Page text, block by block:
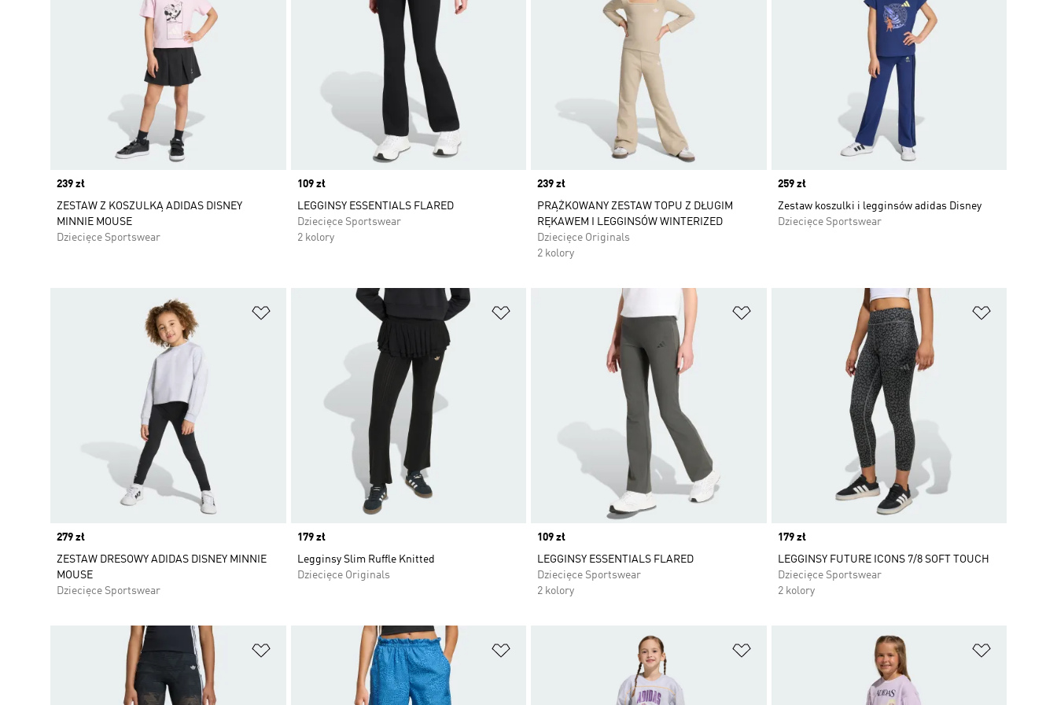
Price
239 zł
ZESTAW Z KOSZULKĄ ADIDAS DISNEY
MINNIE MOUSE
Dziecięce Sportswear
Price
109 zł
LEGGINSY ESSENTIALS FLARED
Dziecięce Sportswear
2 kolory
Price
239 zł
PRĄŻKOWANY ZESTAW TOPU Z DŁUGIM
RĘKAWEM I LEGGINSÓW WINTERIZED
Dziecięce Originals
2 kolory
Price
259 zł
Zestaw koszulki i legginsów adidas Disney
Dziecięce Sportswear
Dodaj do listy życzeń
Price
279 zł
ZESTAW DRESOWY ADIDAS DISNEY MINNIE
MOUSE
Dziecięce Sportswear
Dodaj do listy życzeń
Price
179 zł
Legginsy Slim Ruffle Knitted
Dziecięce Originals
Dodaj do listy życzeń
Price
109 zł
LEGGINSY ESSENTIALS FLARED
Dziecięce Sportswear
2 kolory
Price
179 zł
LEGGINSY FUTURE ICONS 7/8 SOFT TOUCH
Dziecięce Sportswear
2 kolory
Dodaj do listy życzeń